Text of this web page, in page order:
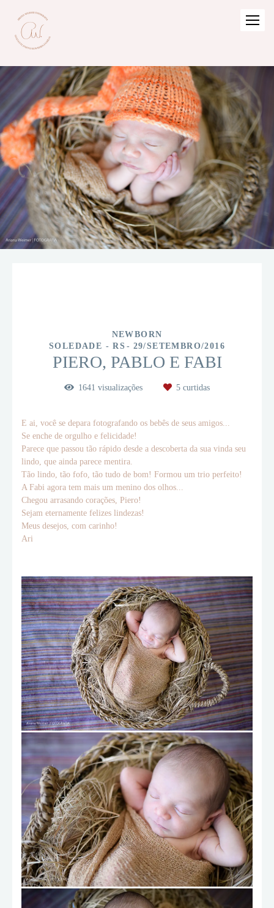
NEWBORN
SOLEDADE - RS
29/SETEMBRO/2016
PIERO, PABLO E FABI
1641 visualizações 5 curtidas
E ai, você se depara fotografando os bebês de seus amigos...
Se enche de orgulho e felicidade!
Parece que passou tão rápido desde a descoberta da sua vinda seu
lindo, que ainda parece mentira.
Tão lindo, tão fofo, tão tudo de bom! Formou um trio perfeito!
A Fabi agora tem mais um menino dos olhos...
Chegou arrasando corações, Piero!
Sejam eternamente felizes lindezas!
Meus desejos, com carinho!
Ari